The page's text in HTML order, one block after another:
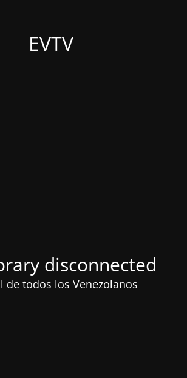
EVTV
disconnected
de todos los Venezolanos